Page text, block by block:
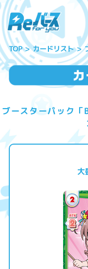
TOP カードリスト
ブースターパック
大